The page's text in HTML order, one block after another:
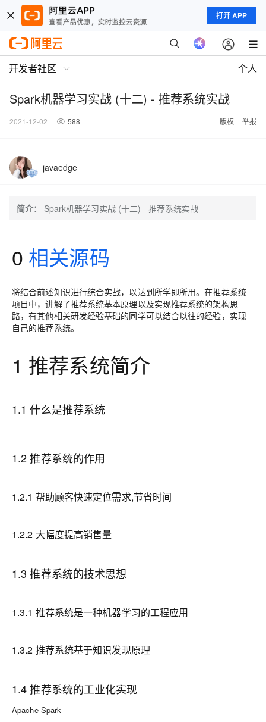
打开 APP
开发者社区 个人
Spark机器学习实战 (十二) - 推荐系统实战
2021-12-02 588 版权 举报
javaedge
简介： Spark机器学习实战 (十二) - 推荐系统实战
0 相关源码
将结合前述知识进行综合实战，以达到所学即所用。在推荐系统
项目中，讲解了推荐系统基本原理以及实现推荐系统的架构思
路，有其他相关研发经验基础的同学可以结合以往的经验，实现
自己的推荐系统。
1 推荐系统简介
1.1 什么是推荐系统
1.2 推荐系统的作用
1.2.1 帮助顾客快速定位需求,节省时间
1.2.2 大幅度提高销售量
1.3 推荐系统的技术思想
1.3.1 推荐系统是一种机器学习的工程应用
1.3.2 推荐系统基于知识发现原理
1.4 推荐系统的工业化实现
Apache Spark